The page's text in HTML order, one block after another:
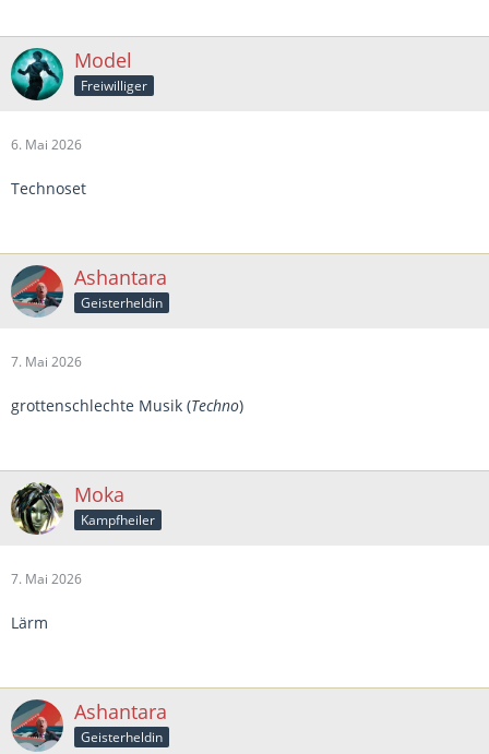
Model
Freiwilliger
6. Mai 2026
Technoset
Ashantara
Geisterheldin
7. Mai 2026
grottenschlechte Musik (Techno)
Moka
Kampfheiler
7. Mai 2026
Lärm
Ashantara
Geisterheldin